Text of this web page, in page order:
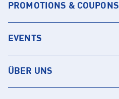
PROMOTIONS & COUPONS
EVENTS
ÜBER UNS